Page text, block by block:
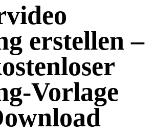
erstellen –
Vorlage